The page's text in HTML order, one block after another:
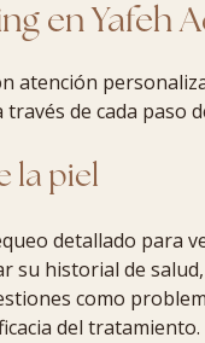
en Yafeh
atención
de cada paso
la piel
detallado para
su historial de
como
del tratamiento.